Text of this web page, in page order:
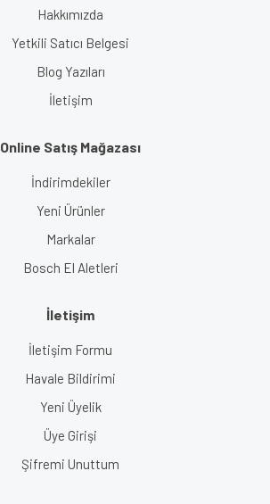
Hakkımızda
Yetkili Satıcı Belgesi
Blog Yazıları
İletişim
Online Satış Mağazası
İndirimdekiler
Yeni Ürünler
Markalar
Bosch El Aletleri
İletişim
İletişim Formu
Havale Bildirimi
Yeni Üyelik
Üye Girişi
Şifremi Unuttum